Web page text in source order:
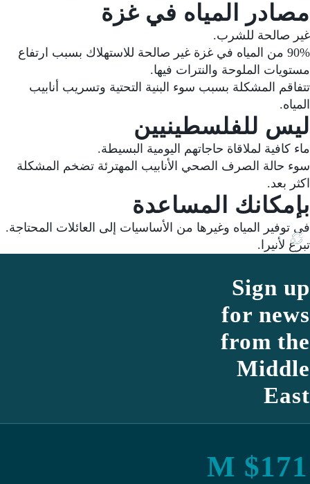
مصادر المياه في غزة
غير صالحة للشرب.
90% من المياه في غزة غير صالحة للاستهلاك بسبب ارتفاع
مستويات الملوحة والنترات فيها.
تتفاقم المشكلة بسبب سوء البنية التحتية وتسريب أنابيب
المياه.
ليس للفلسطينيين
ماء كافية لملاقاة حاجاتهم اليومية البسيطة.
سوء حالة الصرف الصحي الأنابيب المهترئة تضخم المشكلة
اكثر بعد.
بإمكانك المساعدة
في توفير المياه وغيرها من الأساسيات إلى العائلات المحتاجة.
تبرع لأنيرا.
Sign up
for news
from the
Middle
East
$171